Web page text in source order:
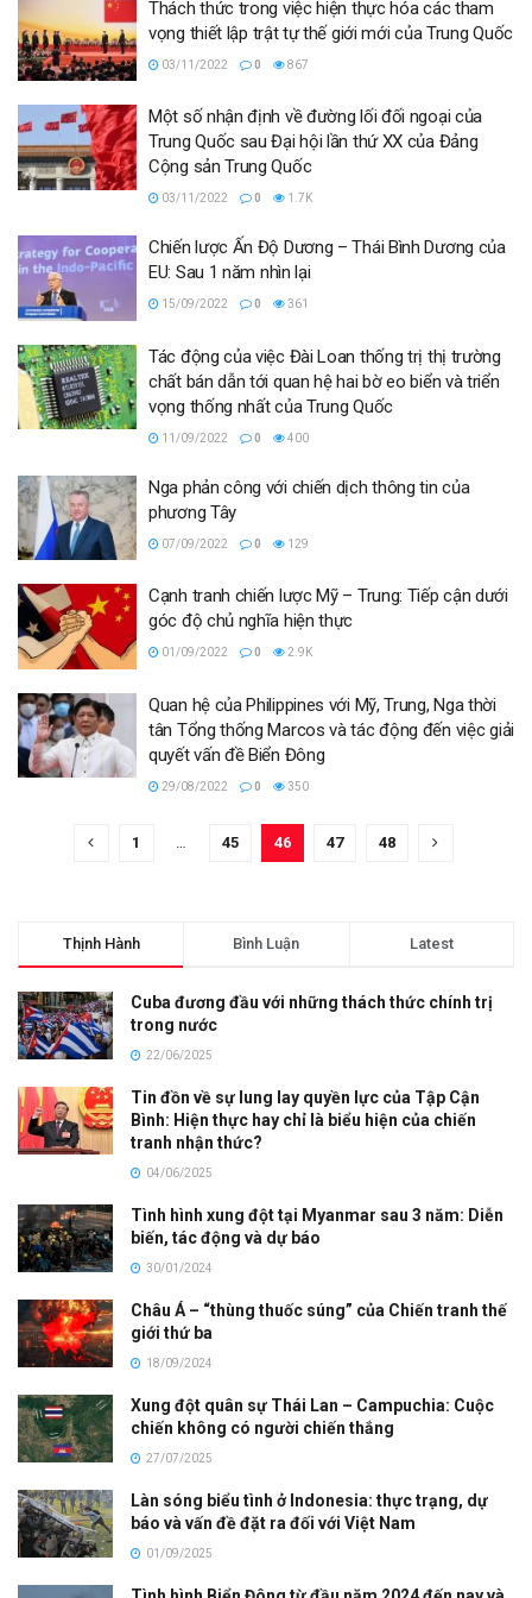
Thách thức trong việc hiện thực hóa các tham
vọng thiết lập trật tự thế giới mới của Trung Quốc
03/11/2022 0 867
Một số nhận định về đường lối đối ngoại của
Trung Quốc sau Đại hội lần thứ XX của Đảng
Cộng sản Trung Quốc
03/11/2022 0 1.7K
Chiến lược Ấn Độ Dương – Thái Bình Dương của
EU: Sau 1 năm nhìn lại
15/09/2022 0 361
Tác động của việc Đài Loan thống trị thị trường
chất bán dẫn tới quan hệ hai bờ eo biển và triển
vọng thống nhất của Trung Quốc
11/09/2022 0 400
Nga phản công với chiến dịch thông tin của
phương Tây
07/09/2022 0 129
Cạnh tranh chiến lược Mỹ – Trung: Tiếp cận dưới
góc độ chủ nghĩa hiện thực
01/09/2022 0 2.9K
Quan hệ của Philippines với Mỹ, Trung, Nga thời
tân Tổng thống Marcos và tác động đến việc giải
quyết vấn đề Biển Đông
29/08/2022 0 350
1 45 46 47 48
Thịnh Hành Bình Luận Latest
Cuba đương đầu với những thách thức chính trị
trong nước
22/06/2025
Tin đồn về sự lung lay quyền lực của Tập Cận
Bình: Hiện thực hay chỉ là biểu hiện của chiến
tranh nhận thức?
04/06/2025
Tình hình xung đột tại Myanmar sau 3 năm: Diễn
biến, tác động và dự báo
30/01/2024
Châu Á – “thùng thuốc súng” của Chiến tranh thế
giới thứ ba
18/09/2024
Xung đột quân sự Thái Lan – Campuchia: Cuộc
chiến không có người chiến thắng
27/07/2025
Làn sóng biểu tình ở Indonesia: thực trạng, dự
báo và vấn đề đặt ra đối với Việt Nam
01/09/2025